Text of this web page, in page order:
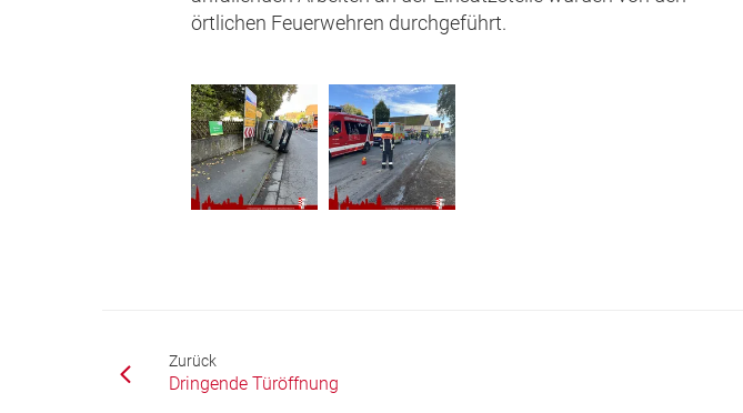
örtlichen Feuerwehren durchgeführt.
Zurück
Dringende Türöffnung